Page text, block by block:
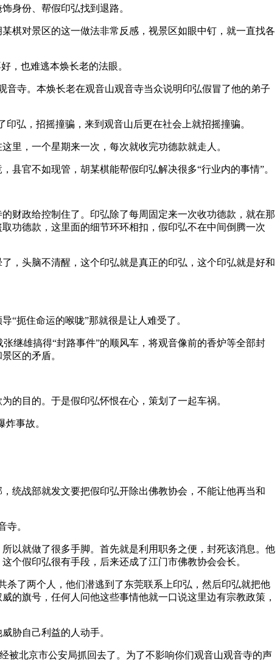
份、帮假印弘找到退路。
棋对景区的这一做法非常反感，视景区如眼中钉，就一直找各
，也难逃本焕长老的法眼。
寺。本焕长老在观音山观音寺当众说明印弘假冒了他的弟子
弘，招摇撞骗，来到观音山后更在社会上就招摇撞骗。
，一个星期来一次，每次就收完功德款就走人。
官不如现管，胡某棋能帮假印弘解决很多“行业内的事情”。
政给控制住了。印弘除了每周固定来一次收功德款，就在那
功德款，这里面的细节环环相扣，假印弘不在中间倒腾一次
头脑不清醒，这个印弘就是真正的印弘，这个印弘就是好和
扼住命运的喉咙”那就很是让人难受了。
继雄搞得“封路事件”的顺风车，将观音像前的香炉等全部封
区的矛盾。
目的。于是假印弘怀恨在心，策划了一起车祸。
事故。
战部就发文要把假印弘开除出佛教协会，不能让他再当和
。
就做了很多手脚。首先就是利用职务之便，封死该消息。他
个假印弘很有手段，后来还成了江门市佛教协会会长。
了两个人，他们潜逃到了东莞联系上印弘，然后印弘就把他
的旗号，任何人问他这些事情他就一口说这里边有宗教政策，
胁自己利益的人动手。
北京市公安局抓回去了。为了不影响你们观音山观音寺的声